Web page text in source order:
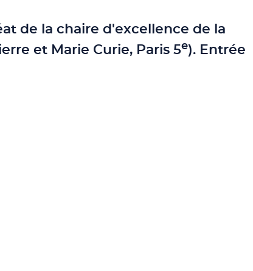
de la chaire d'excellence de la
et Marie Curie, Paris 5e). Entrée